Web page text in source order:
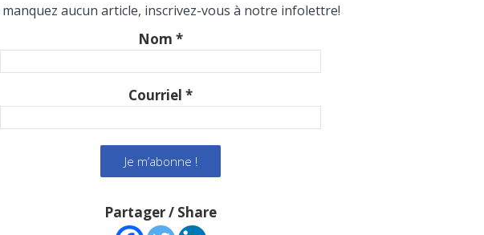
manquez aucun article, inscrivez-vous à notre infolettre!
Nom *
Courriel *
Partager / Share